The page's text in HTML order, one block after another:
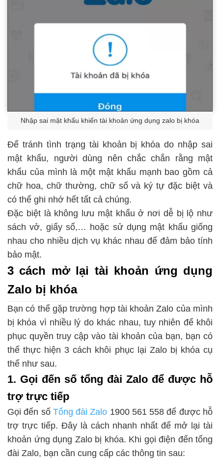
Nhập sai mật khẩu khiến tài khoản ứng dụng zalo bị khóa
Để tránh tình trạng tài khoản bị khóa do nhập sai
mật khẩu, người dùng nên chắc chắn rằng mật
khẩu của mình là một mật khẩu mạnh bao gồm cả
chữ hoa, chữ thường, chữ số và ký tự đặc biệt và
có thể ghi nhớ hết tất cả chúng.
Đặc biệt là không lưu mật khẩu ở nơi dễ bị lộ như
sách vở, giấy sổ,… hoặc sử dụng mật khẩu giống
nhau cho nhiều dịch vụ khác nhau để đảm bảo tính
bảo mật.
3 cách mở lại tài khoản ứng dụng
Zalo bị khóa
Bạn có thể gặp trường hợp tài khoản Zalo của mình
bị khóa vì nhiều lý do khác nhau, tuy nhiên để khôi
phục quyền truy cập vào tài khoản của bạn, bạn có
thể thực hiện 3 cách khôi phục lại Zalo bị khóa cụ
thể như sau.
1. Gọi đến số tổng đài Zalo để được hỗ
trợ trực tiếp
Gọi đến số Tổng đài Zalo 1900 561 558 để được hỗ
trợ trực tiếp. Đây là cách nhanh nhất để mở lại tài
khoản ứng dụng Zalo bị khóa. Khi gọi điện đến tổng
đài Zalo, bạn cần cung cấp các thông tin sau: